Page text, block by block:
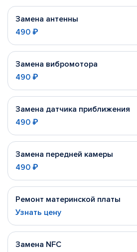
Замена антенны
490 ₽
Замена вибромотора
490 ₽
Замена датчика приближения
490 ₽
Замена передней камеры
490 ₽
Ремонт материнской платы
Узнать цену
Замена NFC